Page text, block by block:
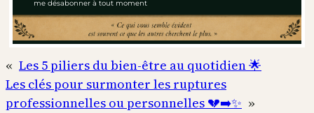
« Les 5 piliers du bien-être au quotidien 🌟
Les clés pour surmonter les ruptures
professionnelles ou personnelles 💔➡️✨ »